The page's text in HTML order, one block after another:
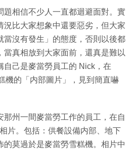
題相信不少人一直都迴避面對。實
況比大家想象中還要惡劣，但大家
當沒有發生」的態度，否則以後都
當真相放到大家面前，還真是難以
自己是麥當勞員工的 Nick，在
機的「内部圖片」，見到簡直嚇
那州一間麥當勞工作的員工，在自
片。包括：供餐設備内部、地下
的莫過於是麥當勞雪糕機。相片中